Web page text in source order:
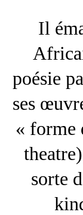
Il
poésie
ses
« forme
sorte